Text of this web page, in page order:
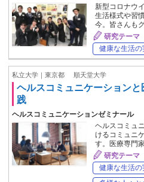
新型コロナウ
生活様式や習
今。皆さんも
研究テーマ
健康な生活の
私立大学｜東京都 順天堂大学
ヘルスコミュニケーション
践
ヘルスコミュニケーションゼミナール
ヘルスコミュ
けるコミュニ
す。医療専門
研究テーマ
健康な生活の